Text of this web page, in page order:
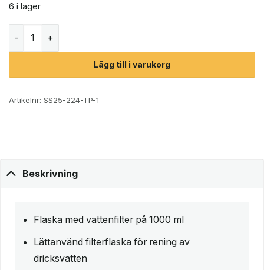
6 i lager
Lägg till i varukorg
Artikelnr: SS25-224-TP-1
Beskrivning
Flaska med vattenfilter på 1000 ml
Lättanvänd filterflaska för rening av
dricksvatten